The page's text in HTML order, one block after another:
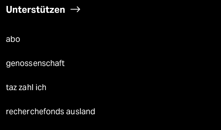
Unterstützen
abo
genossenschaft
taz zahl ich
recherchefonds ausland